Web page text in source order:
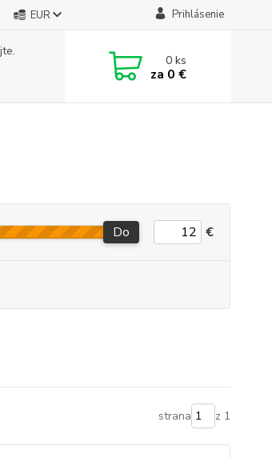
EUR Prihlásenie
0ks
za 0 €
Do €
strana z 1